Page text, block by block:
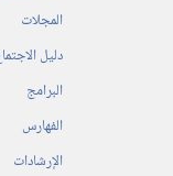
المجلات
دليل
البرامج
الفهارس
الإرشادات